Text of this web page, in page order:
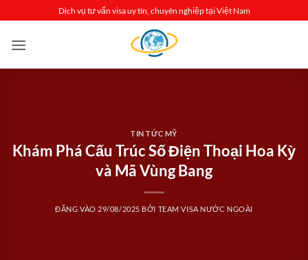
qua
nội
Dịch vụ tư vấn visa uy tín, chuyên nghiệp tại Việt Nam
TIN TỨC MỸ
Khám Phá Cấu Trúc Số Điện Thoại Hoa Kỳ
và Mã Vùng Bang
ĐĂNG VÀO 29/08/2025 BỞI TEAM VISA NƯỚC NGOÀI